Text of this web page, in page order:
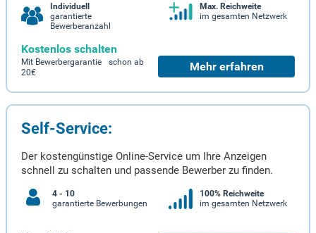
Individuell
garantierte
Bewerberanzahl
Max. Reichweite
im gesamten Netzwerk
Kostenlos schalten
Mit Bewerbergarantie schon ab
20€
Mehr erfahren
Self-Service:
Der kostengünstige Online-Service um Ihre Anzeigen
schnell zu schalten und passende Bewerber zu finden.
4 - 10
garantierte Bewerbungen
100% Reichweite
im gesamten Netzwerk